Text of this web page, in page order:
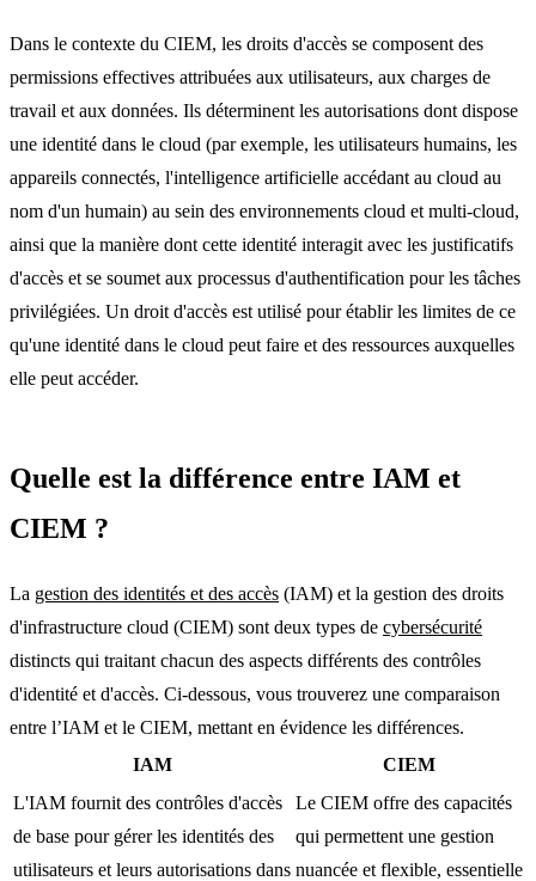
Dans le contexte du CIEM, les droits d'accès se composent des
permissions effectives attribuées aux utilisateurs, aux charges de
travail et aux données. Ils déterminent les autorisations dont dispose
une identité dans le cloud (par exemple, les utilisateurs humains, les
appareils connectés, l'intelligence artificielle accédant au cloud au
nom d'un humain) au sein des environnements cloud et multi-cloud,
ainsi que la manière dont cette identité interagit avec les justificatifs
d'accès et se soumet aux processus d'authentification pour les tâches
privilégiées. Un droit d'accès est utilisé pour établir les limites de ce
qu'une identité dans le cloud peut faire et des ressources auxquelles
elle peut accéder.
Quelle est la différence entre IAM et
CIEM ?
La gestion des identités et des accès (IAM) et la gestion des droits
d'infrastructure cloud (CIEM) sont deux types de cybersécurité
distincts qui traitant chacun des aspects différents des contrôles
d'identité et d'accès. Ci-dessous, vous trouverez une comparaison
entre l’IAM et le CIEM, mettant en évidence les différences.
IAM
CIEM
L'IAM fournit des contrôles d'accès
de base pour gérer les identités des
utilisateurs et leurs autorisations dans
Le CIEM offre des capacités
qui permettent une gestion
nuancée et flexible, essentielle